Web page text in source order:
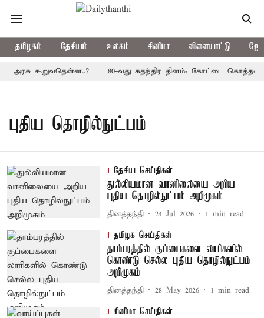
தமிழகம் தேசியம் உலகம் சினிமா விளையாட்டு
அரசு கூறுவதென்ன..? 80-வது சுதந்திர தினம்: கோட்டை
புதிய தொழில்நுட்பம்
தேசிய செய்திகள்
துல்லியமான வானிலையை அறிய
புதிய தொழில்நுட்பம் அறிமுகம்
தினத்தந்தி 24 Jul 2026 1 min read
தமிழக செய்திகள்
தாம்பரத்தில் குப்பைகளை லாரிகளில்
கொண்டு செல்ல புதிய தொழில்நுட்பம்
அறிமுகம்
தினத்தந்தி 28 May 2026 1 min read
சினிமா செய்திகள்